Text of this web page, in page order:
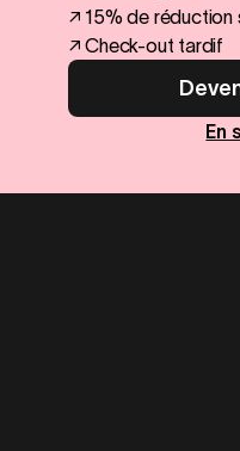
↗ 15% de réduction
↗ Check-out tardif
En